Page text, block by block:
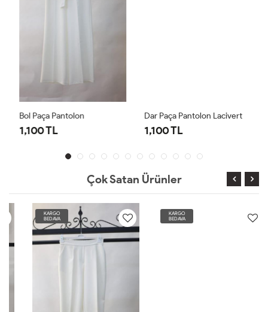
Bol Paça Pantolon
1,100 TL
Dar Paça Pantolon Lacivert
1,100 TL
Çok Satan Ürünler
KARGO
BEDAVA
KARGO
BEDAVA